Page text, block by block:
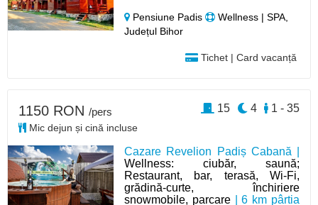
Pensiune Padis
Wellness | SPA,
Județul Bihor
Tichet | Card vacanță
Cazare Revelion Padiș Cabană |
Wellness: ciubăr, saună;
Restaurant, bar, terasă, Wi-Fi,
grădină-curte, închiriere
snowmobile, parcare| 6 km pârtia
1150 RON /pers
Mic dejun și cină incluse
1 - 35
4
15